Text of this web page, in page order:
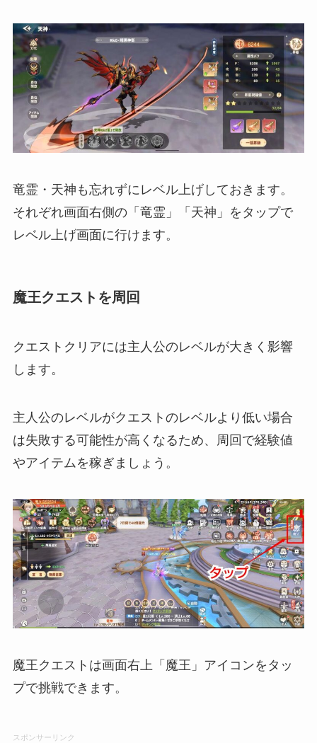
竜霊・天神も忘れずにレベル上げしておきます。
それぞれ画面右側の「竜霊」「天神」をタップで
レベル上げ画面に行けます。
魔王クエストを周回
クエストクリアには主人公のレベルが大きく影響
します。
主人公のレベルがクエストのレベルより低い場合
は失敗する可能性が高くなるため、周回で経験値
やアイテムを稼ぎましょう。
魔王クエストは画面右上「魔王」アイコンをタッ
プで挑戦できます。
スポンサーリンク